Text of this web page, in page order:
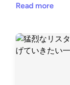
=qr 🎴公式LINE｜メールレター https://lin.ee/QeTuDx
nels/
Read more